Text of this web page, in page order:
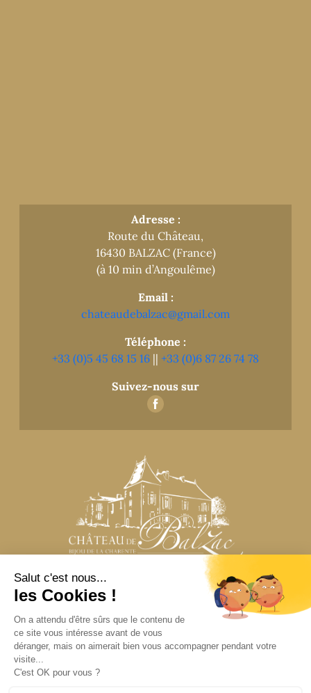
Adresse :
Route du Château,
16430 BALZAC (France)
(à 10 min d’Angoulême)
Email :
chateaudebalzac@gmail.com
Téléphone :
+33 (0)5 45 68 15 16 || +33 (0)6 87 26 74 78
Suivez-nous sur
N’hésitez pas à nous contacter
pour toute question
CONTACTEZ-NOUS